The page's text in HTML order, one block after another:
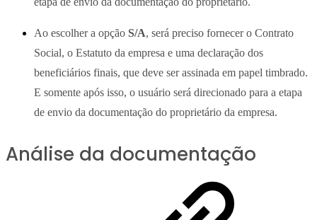
Ao escolher a opção S/A, será preciso fornecer o Contrato
Social, o Estatuto da empresa e uma declaração dos
beneficiários finais, que deve ser assinada em papel timbrado.
E somente após isso, o usuário será direcionado para a etapa
de envio da documentação do proprietário da empresa.
Análise da documentação